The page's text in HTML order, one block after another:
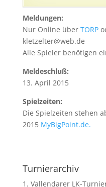
Meldungen:
Nur Online über TORP
kletzelter@web.de
Alle Spieler benötigen
Meldeschluß:
13. April 2015
Spielzeiten:
Die Spielzeiten stehen
2015 MyBigPoint.de.
Turnierarchiv
1. Vallendarer LK-